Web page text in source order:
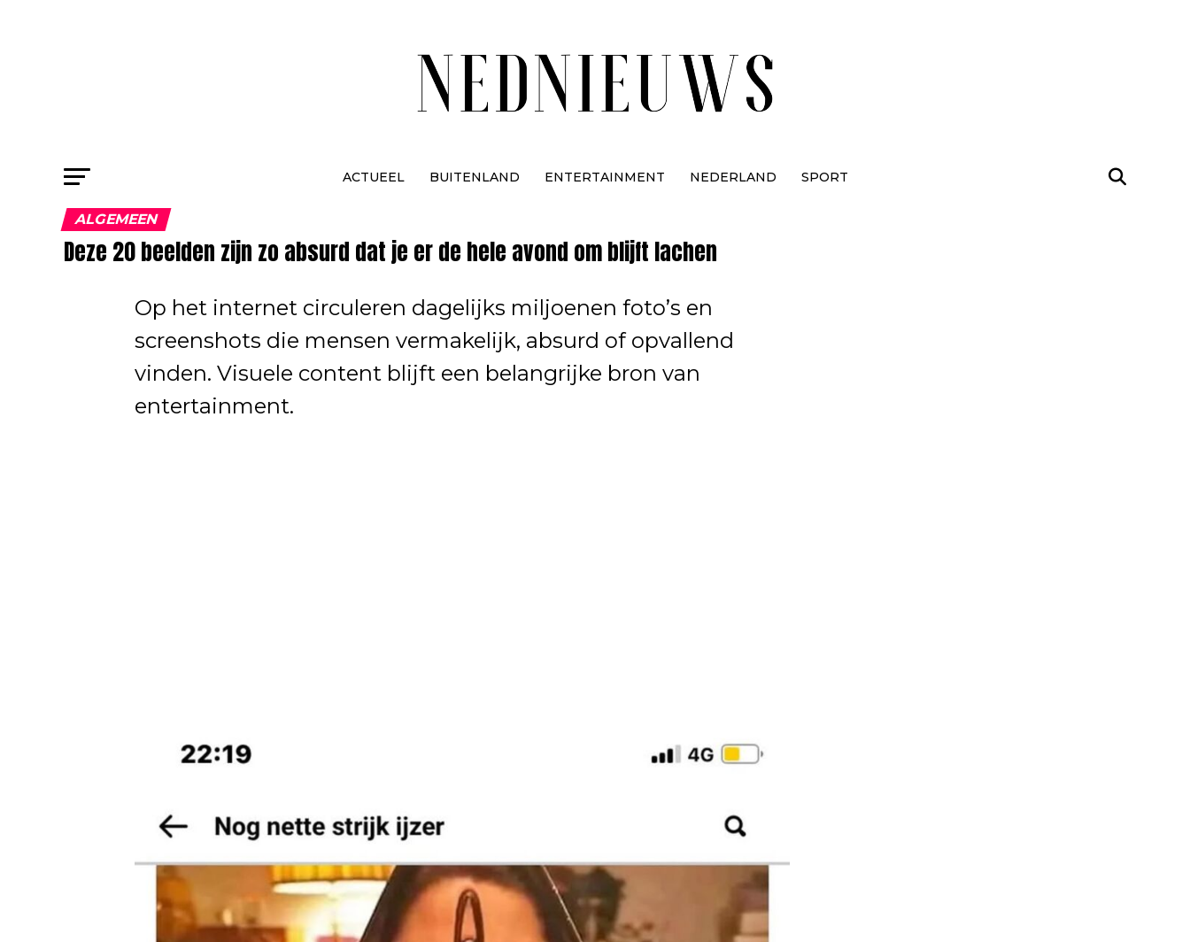
ACTUEEL BUITENLAND ENTERTAINMENT NEDERLAND SPORT
ALGEMEEN
Deze 20 beelden zijn zo absurd dat je er de hele avond om blijft lachen
Op het internet circuleren dagelijks miljoenen foto’s en
screenshots die mensen vermakelijk, absurd of opvallend
vinden. Visuele content blijft een belangrijke bron van
entertainment.